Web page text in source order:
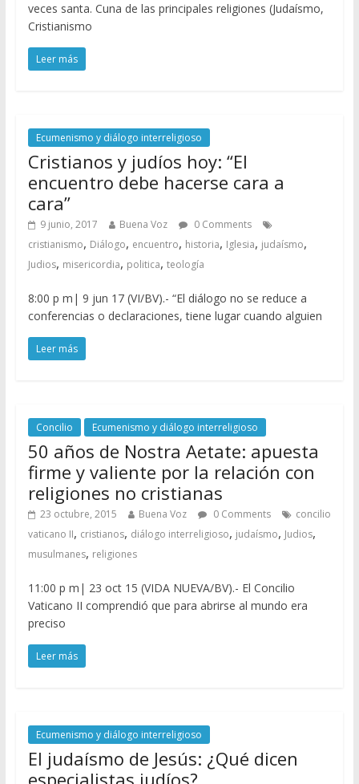
veces santa. Cuna de las principales religiones (Judaísmo,
Cristianismo
Leer más
Ecumenismo y diálogo interreligioso
Cristianos y judíos hoy: “El
encuentro debe hacerse cara a
cara”
9 junio, 2017 Buena Voz
0 Comments
cristianismo, Diálogo, encuentro, historia, Iglesia, judaísmo,
Judios, misericordia, politica, teología
8:00 p m| 9 jun 17 (VI/BV).- “El diálogo no se reduce a
conferencias o declaraciones, tiene lugar cuando alguien
Leer más
Concilio Ecumenismo y diálogo interreligioso
50 años de Nostra Aetate: apuesta
firme y valiente por la relación con
religiones no cristianas
23 octubre, 2015 Buena Voz 0 Comments
concilio
vaticano II, cristianos, diálogo interreligioso, judaísmo, Judios,
musulmanes, religiones
11:00 p m| 23 oct 15 (VIDA NUEVA/BV).- El Concilio
Vaticano II comprendió que para abrirse al mundo era
preciso
Leer más
Ecumenismo y diálogo interreligioso
El judaísmo de Jesús: ¿Qué dicen